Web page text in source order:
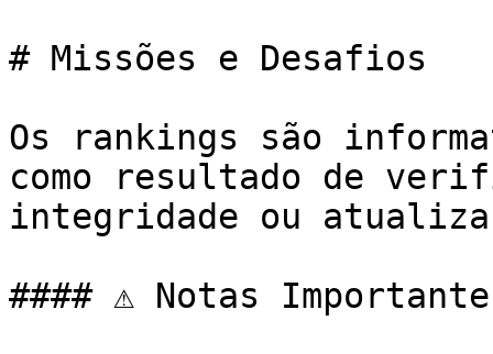
# Missões e Desafios
Os rankings são
como resultado de
integridade ou
#### ⚠️ Notas